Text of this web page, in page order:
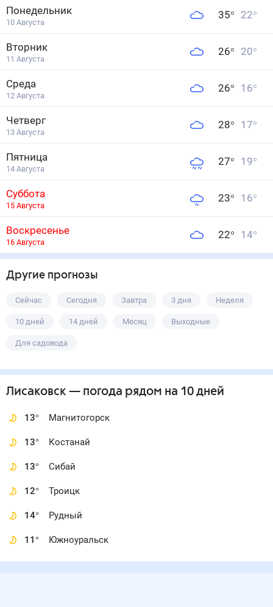
Понедельник
10 Августа
35° 22°
Вторник
11 Августа
26° 20°
Среда
12 Августа
26° 16°
Четверг
13 Августа
28° 17°
Пятница
14 Августа
27° 19°
Суббота
15 Августа
23° 16°
Воскресенье
16 Августа
22° 14°
Другие прогнозы
Сейчас Сегодня Завтра 3 дня Неделя
10 дней 14 дней Месяц Выходные
Для садовода
Лисаковск — погода рядом на 10 дней
13° Магнитогорск
13° Костанай
13° Сибай
12° Троицк
14° Рудный
11° Южноуральск